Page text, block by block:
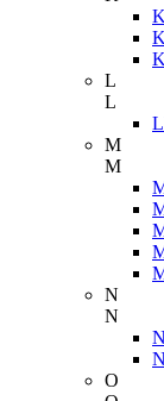
L
L
M
M
N
N
O